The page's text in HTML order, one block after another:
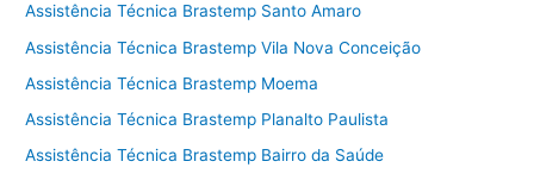
Assistência Técnica Brastemp Santo Amaro
Assistência Técnica Brastemp Vila Nova Conceição
Assistência Técnica Brastemp Moema
Assistência Técnica Brastemp Planalto Paulista
Assistência Técnica Brastemp Bairro da Saúde